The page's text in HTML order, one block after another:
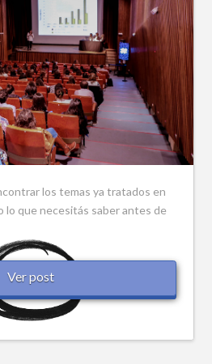
los temas ya tratados en
lo que necesitás saber antes de
Ver post